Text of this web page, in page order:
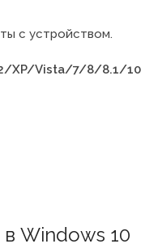
с устройством.
XP/Vista/7/8/8.1/10
Windows 10